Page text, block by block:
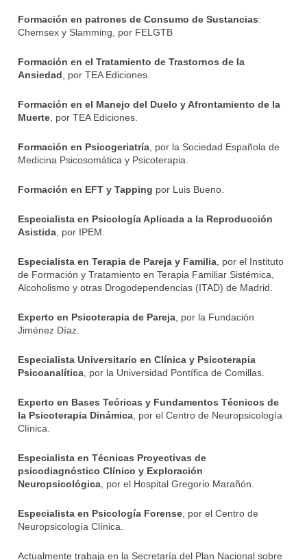
Formación en patrones de Consumo de Sustancias:
Chemsex y Slamming, por FELGTB
Formación en el Tratamiento de Trastornos de la
Ansiedad , por TEA Ediciones.
Formación en el Manejo del Duelo y Afrontamiento de la
Muerte , por TEA Ediciones.
Formación en Psicogeriatría , por la Sociedad Española de
Medicina Psicosomática y Psicoterapia.
Formación en EFT y Tapping por Luis Bueno.
Especialista en Psicología Aplicada a la Reproducción
Asistida , por IPEM.
Especialista en Terapia de Pareja y Familia , por el Instituto
de Formación y Tratamiento en Terapia Familiar Sistémica,
Alcoholismo y otras Drogodependencias (ITAD) de Madrid.
Experto en Psicoterapia de Pareja , por la Fundación
Jiménez Díaz.
Especialista Universitario en Clínica y Psicoterapia
Psicoanalítica , por la Universidad Pontífica de Comillas.
Experto en Bases Teóricas y Fundamentos Técnicos de
la Psicoterapia Dinámica , por el Centro de Neuropsicología
Clínica.
Especialista en Técnicas Proyectivas de
psicodiagnóstico Clínico y Exploración
Neuropsicológica , por el Hospital Gregorio Marañón.
Especialista en Psicología Forense , por el Centro de
Neuropsicología Clínica.
Actualmente trabaja en la Secretaría del Plan Nacional sobre